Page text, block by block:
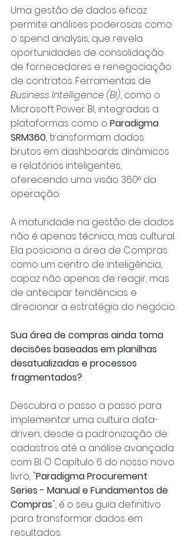
Uma gestão de dados eficaz
permite análises poderosas como
o spend analysis, que revela
oportunidades de consolidação
de fornecedores e renegociação
de contratos. Ferramentas de
Business Intelligence (BI), como o
Microsoft Power BI, integradas a
plataformas como o Paradigma
SRM360, transformam dados
brutos em dashboards dinâmicos
e relatórios inteligentes,
oferecendo uma visão 360° da
operação.
A maturidade na gestão de dados
não é apenas técnica, mas cultural.
Ela posiciona a área de Compras
como um centro de inteligência,
capaz não apenas de reagir, mas
de antecipar tendências e
direcionar a estratégia do negócio.
Sua área de compras ainda toma
decisões baseadas em planilhas
desatualizadas e processos
fragmentados?
Descubra o passo a passo para
implementar uma cultura data-
driven, desde a padronização de
cadastros até a análise avançada
com BI. O Capítulo 6 do nosso novo
livro, "Paradigma Procurement
Series - Manual e Fundamentos de
Compras", é o seu guia definitivo
para transformar dados em
resultados.